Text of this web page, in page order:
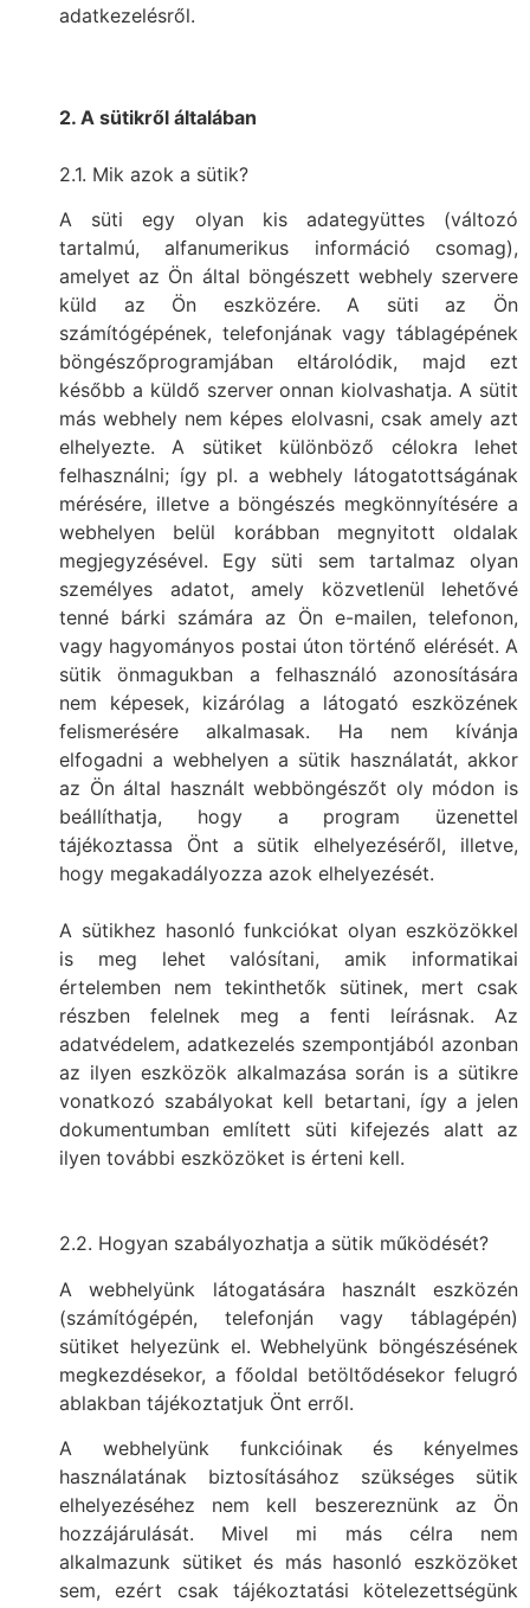
adatkezelésről.
2. A sütikről általában
2.1. Mik azok a sütik?
A süti egy olyan kis adategyüttes (változó
tartalmú, alfanumerikus információ csomag),
amelyet az Ön által böngészett webhely szervere
küld az Ön eszközére. A süti az Ön
számítógépének, telefonjának vagy táblagépének
böngészőprogramjában eltárolódik, majd ezt
később a küldő szerver onnan kiolvashatja. A sütit
más webhely nem képes elolvasni, csak amely azt
elhelyezte. A sütiket különböző célokra lehet
felhasználni; így pl. a webhely látogatottságának
mérésére, illetve a böngészés megkönnyítésére a
webhelyen belül korábban megnyitott oldalak
megjegyzésével. Egy süti sem tartalmaz olyan
személyes adatot, amely közvetlenül lehetővé
tenné bárki számára az Ön e-mailen, telefonon,
vagy hagyományos postai úton történő elérését. A
sütik önmagukban a felhasználó azonosítására
nem képesek, kizárólag a látogató eszközének
felismerésére alkalmasak. Ha nem kívánja
elfogadni a webhelyen a sütik használatát, akkor
az Ön által használt webböngészőt oly módon is
beállíthatja, hogy a program üzenettel
tájékoztassa Önt a sütik elhelyezéséről, illetve,
hogy megakadályozza azok elhelyezését.
A sütikhez hasonló funkciókat olyan eszközökkel
is meg lehet valósítani, amik informatikai
értelemben nem tekinthetők sütinek, mert csak
részben felelnek meg a fenti leírásnak. Az
adatvédelem, adatkezelés szempontjából azonban
az ilyen eszközök alkalmazása során is a sütikre
vonatkozó szabályokat kell betartani, így a jelen
dokumentumban említett süti kifejezés alatt az
ilyen további eszközöket is érteni kell.
2.2. Hogyan szabályozhatja a sütik működését?
A webhelyünk látogatására használt eszközén
(számítógépén, telefonján vagy táblagépén)
sütiket helyezünk el. Webhelyünk böngészésének
megkezdésekor, a főoldal betöltődésekor felugró
ablakban tájékoztatjuk Önt erről.
A webhelyünk funkcióinak és kényelmes
használatának biztosításához szükséges sütik
elhelyezéséhez nem kell beszereznünk az Ön
hozzájárulását. Mivel mi más célra nem
alkalmazunk sütiket és más hasonló eszközöket
sem, ezért csak tájékoztatási kötelezettségünk